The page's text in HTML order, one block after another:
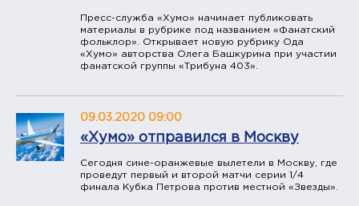
Пресс-служба «Хумо» начинает публиковать
материалы в рубрике под названием «Фанатский
фольклор». Открывает новую рубрику Ода
«Хумо» авторства Олега Башкурина при участии
фанатской группы «Трибуна 403».
09.03.2020 09:00
«Хумо» отправился в Москву
Сегодня сине-оранжевые вылетели в Москву, где
проведут первый и второй матчи серии 1/4
финала Кубка Петрова против местной «Звезды».